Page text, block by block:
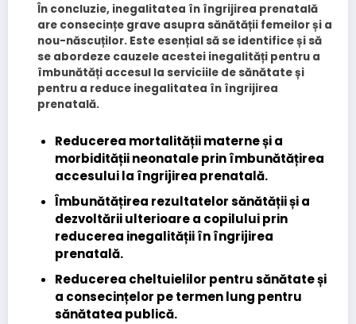
În concluzie, inegalitatea în îngrijirea prenatală
are consecințe grave asupra sănătății femeilor și a
nou-născuților. Este esențial să se identifice și să
se abordeze cauzele acestei inegalități pentru a
îmbunătăți accesul la serviciile de sănătate și
pentru a reduce inegalitatea în îngrijirea
prenatală.
Reducerea mortalității materne și a
morbidității neonatale prin îmbunătățirea
accesului la îngrijirea prenatală.
Îmbunătățirea rezultatelor sănătății și a
dezvoltării ulterioare a copilului prin
reducerea inegalității în îngrijirea
prenatală.
Reducerea cheltuielilor pentru sănătate și
a consecințelor pe termen lung pentru
sănătatea publică.